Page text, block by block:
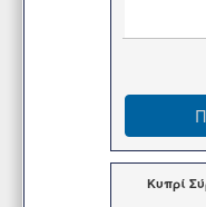
Κυπρί